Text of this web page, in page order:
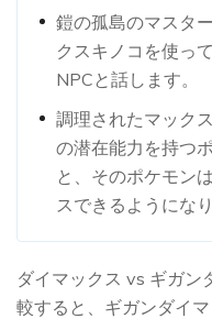
鎧の孤島のマスタ
クスキノコを使っ
NPCと話します。
調理されたマック
の潜在能力を持つ
と、そのポケモン
スできるようになり
ダイマックス vs ギガン
較すると、ギガンダイ